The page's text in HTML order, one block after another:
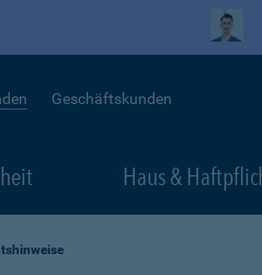
Geschäftskunden
Haus &